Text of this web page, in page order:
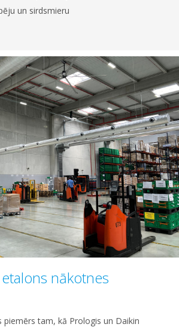
un sirdsmieru
nākotnes
piemērs tam, kā Prologis un Daikin